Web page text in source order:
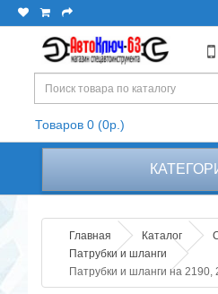
Товаров 0 (0р.)
Главная Каталог
Патрубки и шланги
Патрубки и шланги на 2190,